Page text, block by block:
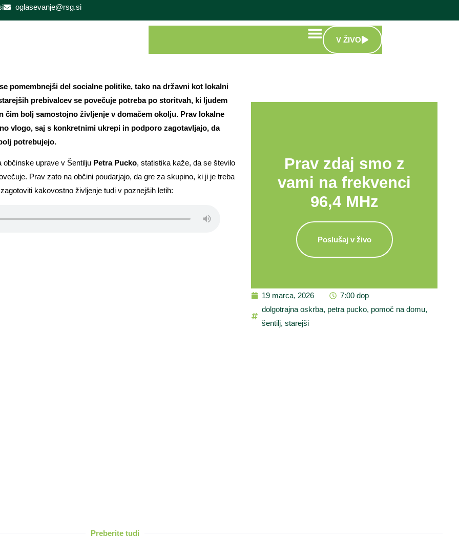
oglasevanje@rsg.si
V ŽIVO
pomembnejši del socialne politike, tako na državni kot lokalni
prebivalcev se povečuje potreba po storitvah, ki ljudem
čim bolj samostojno življenje v domačem okolju. Prav lokalne
vlogo, saj s konkretnimi ukrepi in podporo zagotavljajo, da
potrebujejo.
občinske uprave v Šentilju Petra Pucko, statistika kaže, da se število
Prav zato na občini poudarjajo, da gre za skupino, ki ji je treba
kakovostno življenje tudi v poznejših letih:
Prav zdaj smo z
vami na frekvenci
96,4 MHz
Poslušaj v živo
19 marca, 2026
7:00 dop
dolgotrajna oskrba, petra pucko, pomoč na domu,
šentilj, starejši
Preberite tudi